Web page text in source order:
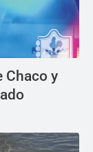
Chaco y